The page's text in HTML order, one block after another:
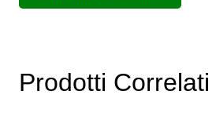
Prodotti Correlati